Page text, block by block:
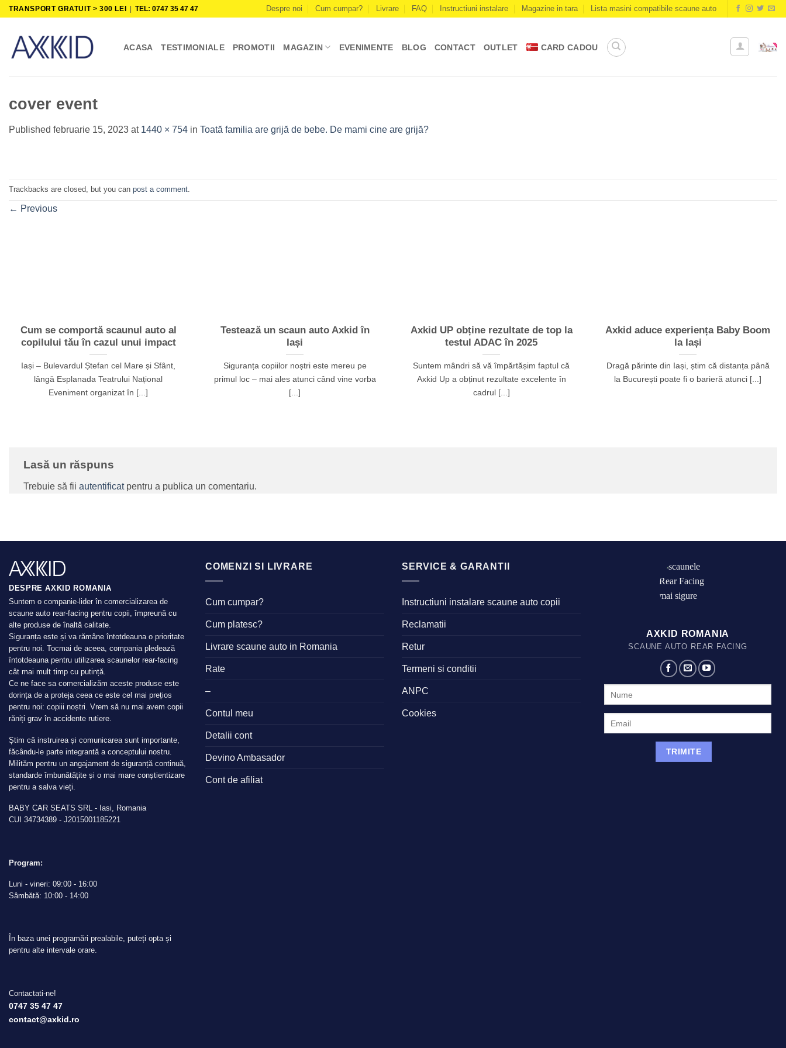
Skip
content
TRANSPORT GRATUIT > 300 LEI |TEL: 0747 35 47 47 Despre noi Cum cumpar? Livrare FAQ Instructiuni instalare Magazine in tara Lista masini compatibile scaune auto
ACASA TESTIMONIALE PROMOTII MAGAZIN EVENIMENTE BLOG CONTACT OUTLET CARD CADOU
cover event
Published februarie 15, 2023 at 1440 × 754 in Toată familia are grijă de bebe. De mami cine are grijă?
Trackbacks are closed, but you can post a comment
← Previous
Cum se comportă scaunul auto al
copilului tău în cazul unui impact
Iași – Bulevardul Ștefan cel Mare și Sfânt,
lângă Esplanada Teatrului Național
Eveniment organizat în [...]
Testează un scaun auto Axkid în
Iași
Siguranța copiilor noștri este mereu pe
primul loc – mai ales atunci când vine vorba
[...]
Axkid UP obține rezultate de top la
testul ADAC în 2025
Suntem mândri să vă împărtășim faptul că
Axkid Up a obținut rezultate excelente în
cadrul [...]
Axkid aduce experiența Baby Boom
la Iași
Dragă părinte din Iași, știm că distanța până
la București poate fi o barieră atunci [...]
Lasă un răspuns
Trebuie să fii autentificatpentru a publica un comentariu.
DESPRE AXKID ROMANIA
Suntem o companie-lider în comercializarea de
scaune auto rear-facing pentru copii, împreună cu
alte produse de înaltă calitate.
Siguranța este și va rămâne întotdeauna o prioritate
pentru noi. Tocmai de aceea, compania pledează
întotdeauna pentru utilizarea scaunelor rear-facing
cât mai mult timp cu putință.
Ce ne face sa comercializăm aceste produse este
dorința de a proteja ceea ce este cel mai prețios
pentru noi: copiii noștri. Vrem să nu mai avem copii
răniți grav în accidente rutiere.
Știm că instruirea și comunicarea sunt importante,
făcându-le parte integrantă a conceptului nostru.
Milităm pentru un angajament de siguranță continuă,
standarde îmbunătățite și o mai mare conștientizare
pentru a salva vieți.
BABY CAR SEATS SRL - Iasi, Romania
CUI 34734389 - J2015001185221
Program:
Luni - vineri: 09:00 - 16:00
Sâmbătă: 10:00 - 14:00
În baza unei programări prealabile, puteți opta și
pentru alte intervale orare.
Contactati-ne!
0747 35 47 47
contact@axkid.ro
COMENZI SI LIVRARE
Cum cumpar?
Cum platesc?
Livrare scaune auto in Romania
Rate
–
Contul meu
Detalii cont
Devino Ambasador
Cont de afiliat
SERVICE & GARANTII
Instructiuni instalare scaune auto copii
Reclamatii
Retur
Termeni si conditii
ANPC
Cookies
AXKID ROMANIA
SCAUNE AUTO REAR FACING